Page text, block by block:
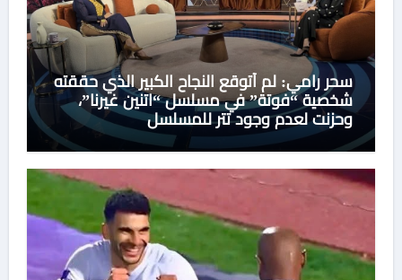
سحر رامي: لم أتوقع النجاح الكبير الذي حققته
شخصية “فوتة” في مسلسل “اتنين غيرنا”،
وحزنت لعدم وجود تتر للمسلسل